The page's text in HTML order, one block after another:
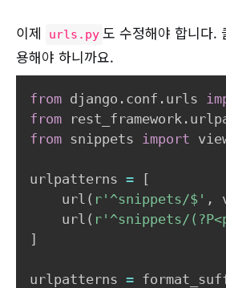
이제 urls.py 도 수정해야 합니다.
용해야 하니까요.
from django . conf . urls
from rest_framework .
from snippets import
urlpatterns =
[
    url
( r'^snippets/$' ,
    url
( r'^snippets/
]
urlpatterns =